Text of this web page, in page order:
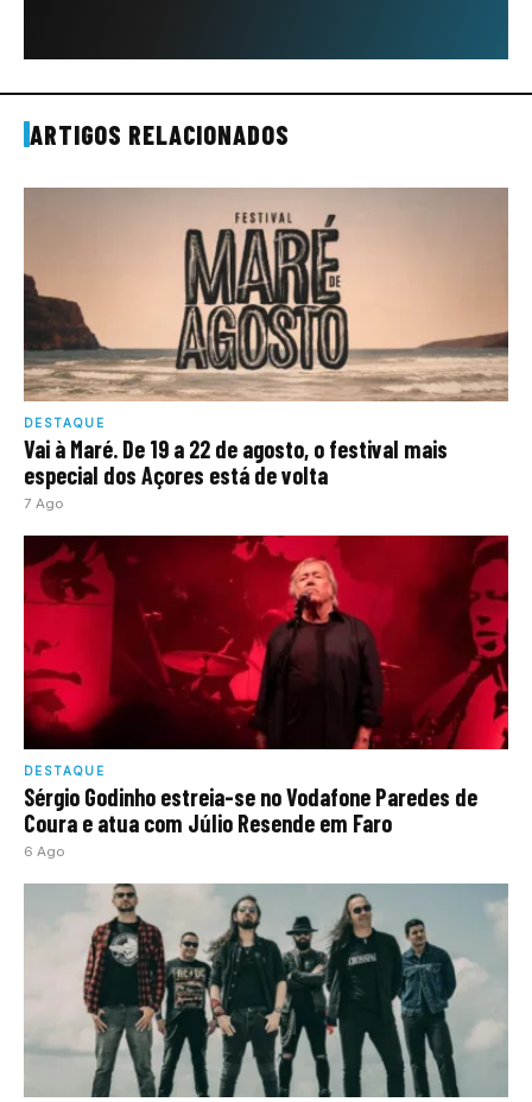
ARTIGOS RELACIONADOS
DESTAQUE
Vai à Maré. De 19 a 22 de agosto, o festival mais
especial dos Açores está de volta
7 Ago
DESTAQUE
Sérgio Godinho estreia-se no Vodafone Paredes de
Coura e atua com Júlio Resende em Faro
6 Ago